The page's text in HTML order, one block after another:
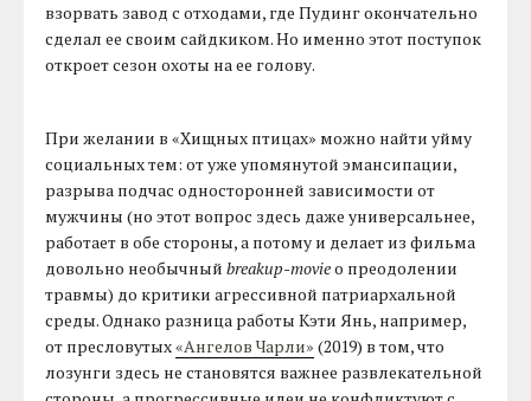
взорвать завод с отходами, где Пудинг окончательно
сделал ее своим сайдкиком. Но именно этот поступок
откроет сезон охоты на ее голову.
При желании в «Хищных птицах» можно найти уйму
социальных тем: от уже упомянутой эмансипации,
разрыва подчас односторонней зависимости от
мужчины (но этот вопрос здесь даже универсальнее,
работает в обе стороны, а потому и делает из фильма
довольно необычныйbreakup-movieо преодолении
травмы) до критики агрессивной патриархальной
среды. Однако разница работы Кэти Янь, например,
от пресловутых«Ангелов Чарли» (2019) в том, что
лозунги здесь не становятся важнее развлекательной